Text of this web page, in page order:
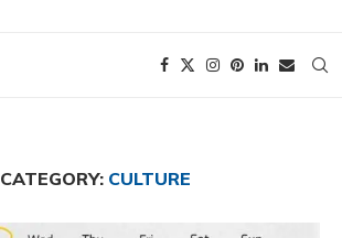
CATEGORY: CULTURE